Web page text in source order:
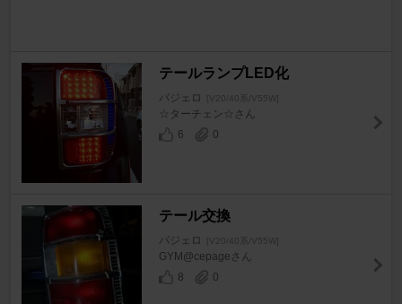
テールランプLED化
パジェロ [V20/40系/V55W]
☆ターチェン☆さん
6
0
テール交換
パジェロ [V20/40系/V55W]
GYM@cepageさん
8
0